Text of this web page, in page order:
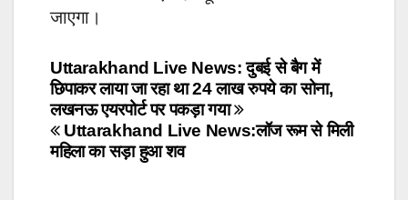
जाएगा।
Post
navigation
Uttarakhand Live News: दुबई से बैग में
छिपाकर लाया जा रहा था 24 लाख रुपये का सोना,
लखनऊ एयरपोर्ट पर पकड़ा गया
Uttarakhand Live News:लॉज रूम से मिली
महिला का सड़ा हुआ शव